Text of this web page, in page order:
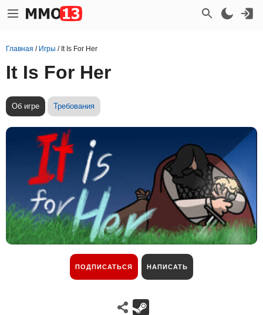
Главная / Игры / It Is For Her
It Is For Her
Об игре Требования
ПОДПИСАТЬСЯ НАПИСАТЬ